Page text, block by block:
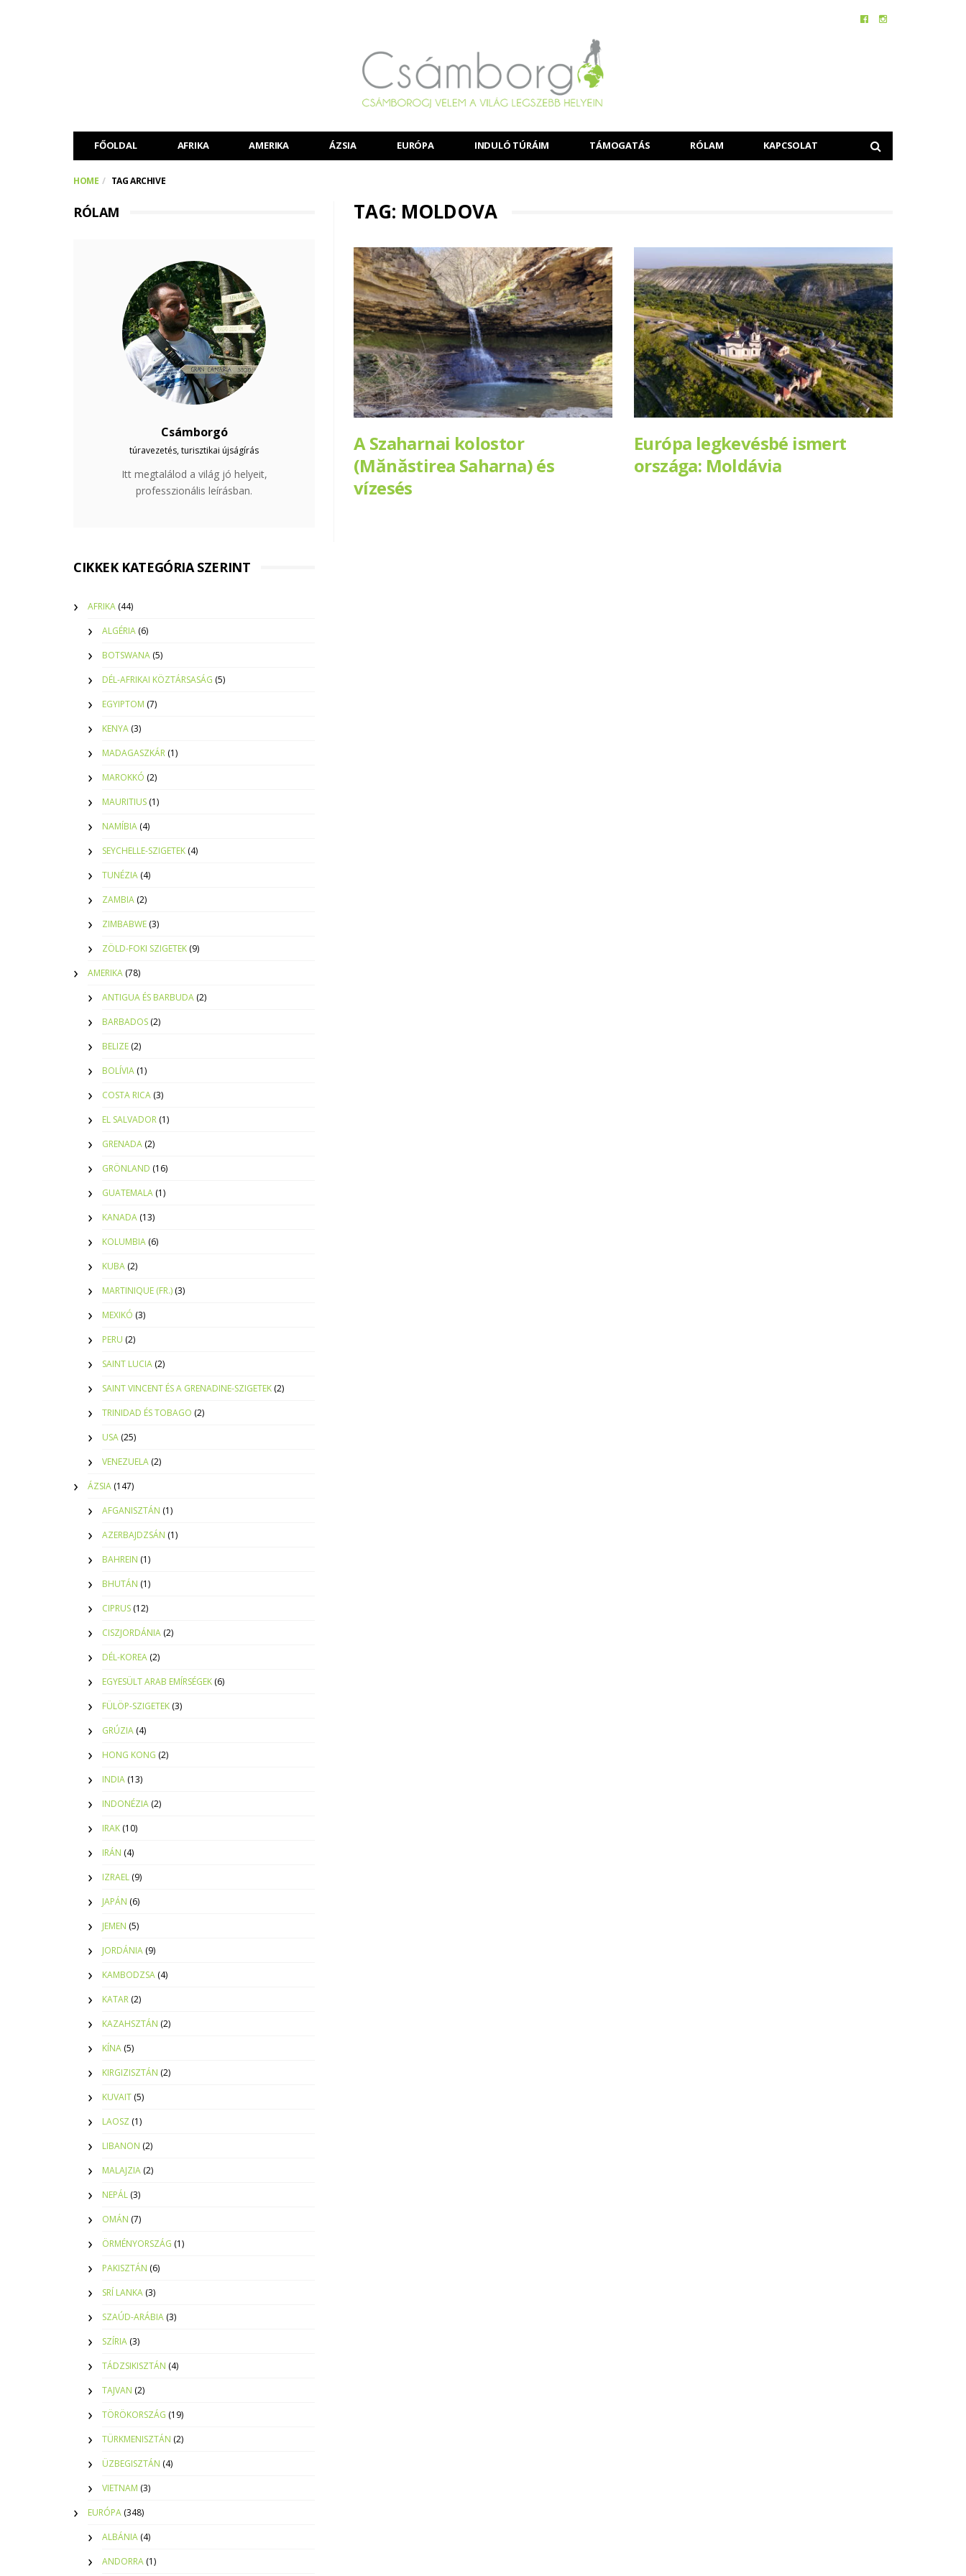
FŐOLDAL AFRIKA AMERIKA ÁZSIA EURÓPA INDULÓ TÚRÁIM TÁMOGATÁS RÓLAM KAPCSOLAT
HOME TAG ARCHIVE
TAG: MOLDOVA
A Szaharnai kolostor
(Mănăstirea Saharna) és
vízesés
Európa legkevésbé ismert
országa: Moldávia
RÓLAM
Csámborgó
túravezetés, turisztikai újságírás
Itt megtalálod a világ jó helyeit,
professzionális leírásban.
CIKKEK KATEGÓRIA SZERINT
AFRIKA (44)
ALGÉRIA (6)
BOTSWANA (5)
DÉL-AFRIKAI KÖZTÁRSASÁG (5)
EGYIPTOM (7)
KENYA (3)
MADAGASZKÁR (1)
MAROKKÓ (2)
MAURITIUS (1)
NAMÍBIA (4)
SEYCHELLE-SZIGETEK (4)
TUNÉZIA (4)
ZAMBIA (2)
ZIMBABWE (3)
ZÖLD-FOKI SZIGETEK (9)
AMERIKA (78)
ANTIGUA ÉS BARBUDA (2)
BARBADOS (2)
BELIZE (2)
BOLÍVIA (1)
COSTA RICA (3)
EL SALVADOR (1)
GRENADA (2)
GRÖNLAND (16)
GUATEMALA (1)
KANADA (13)
KOLUMBIA (6)
KUBA (2)
MARTINIQUE (FR.) (3)
MEXIKÓ (3)
PERU (2)
SAINT LUCIA (2)
SAINT VINCENT ÉS A GRENADINE-SZIGETEK (2)
TRINIDAD ÉS TOBAGO (2)
USA (25)
VENEZUELA (2)
ÁZSIA (147)
AFGANISZTÁN (1)
AZERBAJDZSÁN (1)
BAHREIN (1)
BHUTÁN (1)
CIPRUS (12)
CISZJORDÁNIA (2)
DÉL-KOREA (2)
EGYESÜLT ARAB EMÍRSÉGEK (6)
FÜLÖP-SZIGETEK (3)
GRÚZIA (4)
HONG KONG (2)
INDIA (13)
INDONÉZIA (2)
IRAK (10)
IRÁN (4)
IZRAEL (9)
JAPÁN (6)
JEMEN (5)
JORDÁNIA (9)
KAMBODZSA (4)
KATAR (2)
KAZAHSZTÁN (2)
KÍNA (5)
KIRGIZISZTÁN (2)
KUVAIT (5)
LAOSZ (1)
LIBANON (2)
MALAJZIA (2)
NEPÁL (3)
OMÁN (7)
ÖRMÉNYORSZÁG (1)
PAKISZTÁN (6)
SRÍ LANKA (3)
SZAÚD-ARÁBIA (3)
SZÍRIA (3)
TÁDZSIKISZTÁN (4)
TAJVAN (2)
TÖRÖKORSZÁG (19)
TÜRKMENISZTÁN (2)
ÜZBEGISZTÁN (4)
VIETNAM (3)
EURÓPA (348)
ALBÁNIA (4)
ANDORRA (1)